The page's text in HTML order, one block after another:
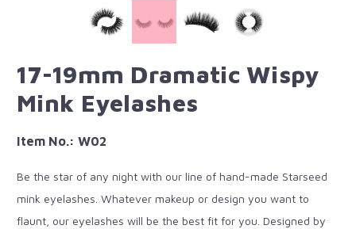
17-19mm Dramatic Wispy
Mink Eyelashes
Item No.: W02
Be the star of any night with our line of hand-made Starseed
mink eyelashes. Whatever makeup or design you want to
flaunt, our eyelashes will be the best fit for you. Designed by